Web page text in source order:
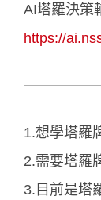
AI塔羅決策
https://
1.想學塔羅
2.需要塔羅
3.目前是塔